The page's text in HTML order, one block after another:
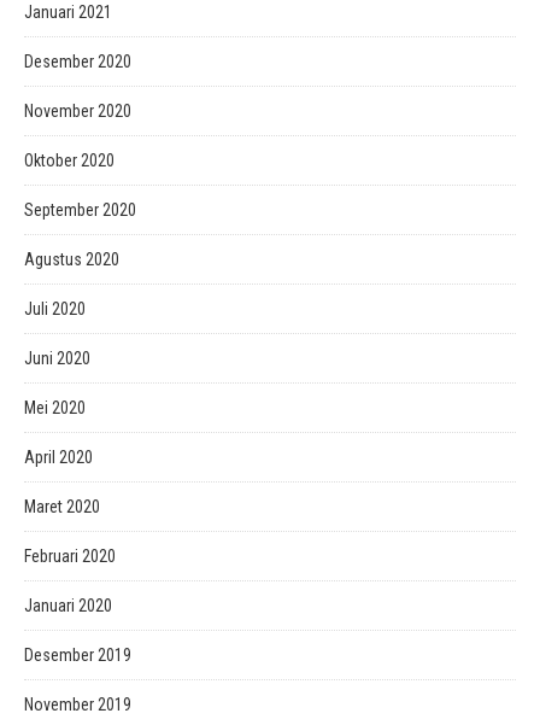
Januari 2021
Desember 2020
November 2020
Oktober 2020
September 2020
Agustus 2020
Juli 2020
Juni 2020
Mei 2020
April 2020
Maret 2020
Februari 2020
Januari 2020
Desember 2019
November 2019